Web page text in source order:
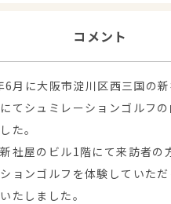
コメント
6月に大阪市淀川区西三国の新
てシュミレーションゴルフ
た。
社屋のビル1階にて来訪者の
ョンゴルフを体験していた
たしました。